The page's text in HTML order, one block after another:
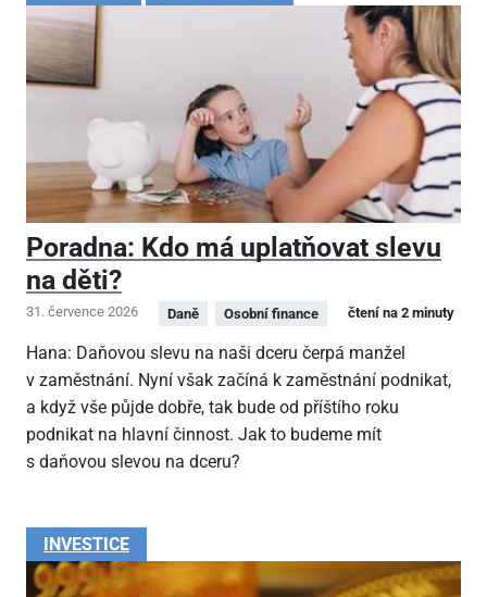
Poradna: Kdo má uplatňovat slevu
na děti?
31. července 2026 Daně Osobní finance čtení na 2 minuty
Hana: Daňovou slevu na naši dceru čerpá manžel
v zaměstnání. Nyní však začíná k zaměstnání podnikat,
a když vše půjde dobře, tak bude od příštího roku
podnikat na hlavní činnost. Jak to budeme mít
s daňovou slevou na dceru?
INVESTICE